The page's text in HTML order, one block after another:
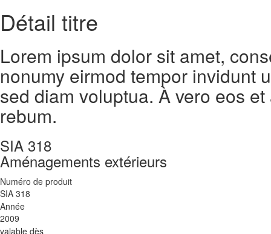
Détail titre
Lorem ipsum dolor sit amet,
nonumy eirmod tempor invidunt
sed diam voluptua. À vero eos
rebum.
SIA 318
Aménagements extérieurs
Numéro de produit
SIA 318
Année
2009
valable dès